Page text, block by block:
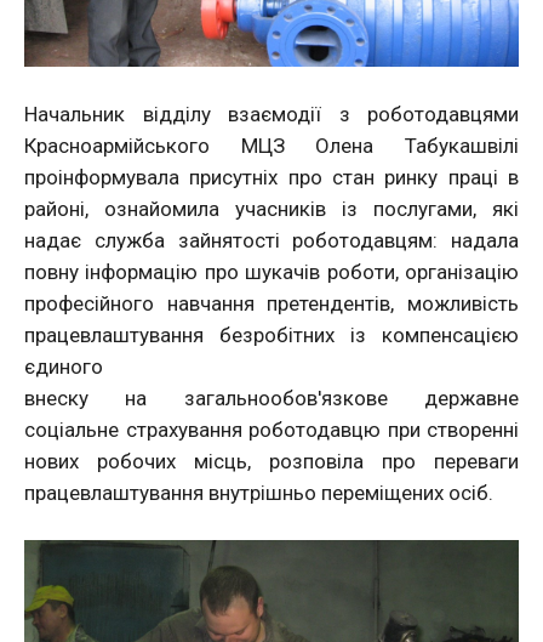
Начальник відділу взаємодії з роботодавцями
Красноармійського МЦЗ Олена Табукашвілі
проінформувала присутніх про стан ринку праці в
районі, ознайомила учасників із послугами, які
надає служба зайнятості роботодавцям: надала
повну інформацію про шукачів роботи, організацію
професійного навчання претендентів, можливість
працевлаштування безробітних із компенсацією
єдиного
внеску на загальнообов'язкове державне
соціальне страхування роботодавцю при створенні
нових робочих місць, розповіла про переваги
працевлаштування внутрішньо переміщених осіб.